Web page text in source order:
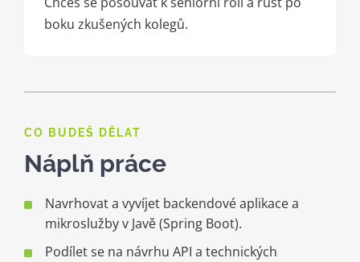
boku zkušených kolegů.
CO BUDEŠ DĚLAT
Náplň práce
Navrhovat a vyvíjet backendové aplikace a
mikroslužby v Javě (Spring Boot).
Podílet se na návrhu API a technických